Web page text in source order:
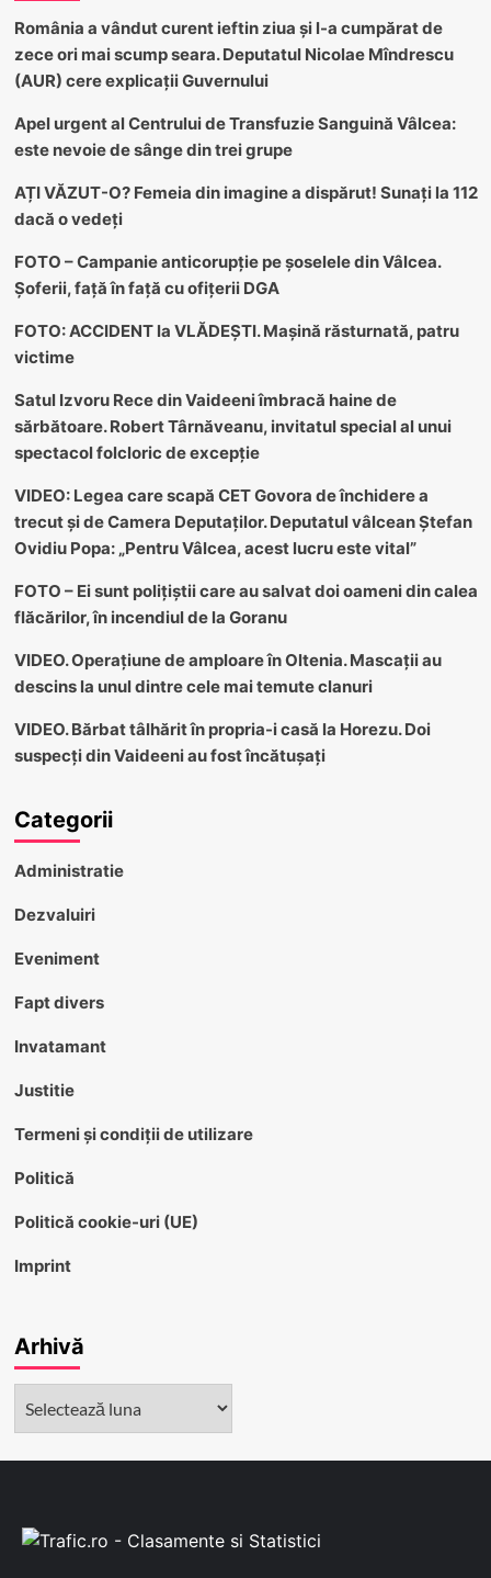
România a vândut curent ieftin ziua și l-a cumpărat de
zece ori mai scump seara. Deputatul Nicolae Mîndrescu
(AUR) cere explicații Guvernului
Apel urgent al Centrului de Transfuzie Sanguină Vâlcea:
este nevoie de sânge din trei grupe
AȚI VĂZUT-O? Femeia din imagine a dispărut! Sunați la 112
dacă o vedeți
FOTO – Campanie anticorupție pe șoselele din Vâlcea.
Șoferii, față în față cu ofițerii DGA
FOTO: ACCIDENT la VLĂDEȘTI. Mașină răsturnată, patru
victime
Satul Izvoru Rece din Vaideeni îmbracă haine de
sărbătoare. Robert Târnăveanu, invitatul special al unui
spectacol folcloric de excepție
VIDEO: Legea care scapă CET Govora de închidere a
trecut și de Camera Deputaților. Deputatul vâlcean Ștefan
Ovidiu Popa: „Pentru Vâlcea, acest lucru este vital”
FOTO – Ei sunt polițiștii care au salvat doi oameni din calea
flăcărilor, în incendiul de la Goranu
VIDEO. Operațiune de amploare în Oltenia. Mascații au
descins la unul dintre cele mai temute clanuri
VIDEO. Bărbat tâlhărit în propria-i casă la Horezu. Doi
suspecți din Vaideeni au fost încătușați
Categorii
Administratie
Dezvaluiri
Eveniment
Fapt divers
Invatamant
Justitie
Termeni și condiții de utilizare
Politică
Politică cookie-uri (UE)
Imprint
Arhivă